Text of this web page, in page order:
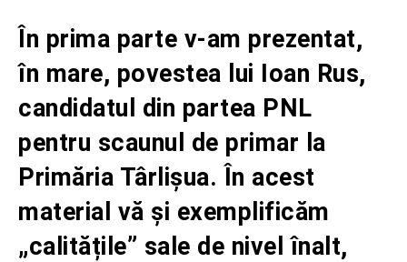
În prima parte v-am prezentat,
în mare, povestea lui Ioan Rus,
candidatul din partea PNL
pentru scaunul de primar la
Primăria Târlișua. În acest
material vă și exemplificăm
„calitățile” sale de nivel înalt,